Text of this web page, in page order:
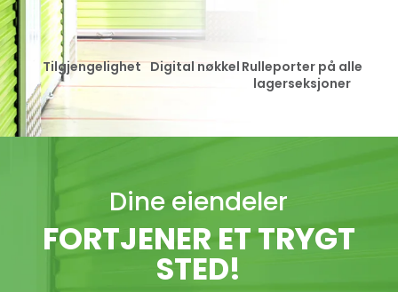
Tilgjengelighet Digital nøkkel Rulleporter på alle
lagerseksjoner
Dine eiendeler
FORTJENER ET TRYGT
STED!